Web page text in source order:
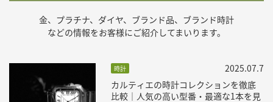
金、プラチナ、ダイヤ、ブランド品、ブランド時計
などの情報をお客様にご紹介してまいります。
時計
カルティエの時計コレクションを徹底
比較｜人気の高い型番・最適な1本を見
2025.07.7